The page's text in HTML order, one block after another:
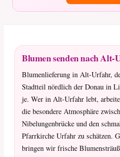
Blumen senden nach Alt-
Blumenlieferung in Alt-Urfahr,
Stadtteil nördlich der Donau in
je. Wer in Alt-Urfahr lebt,
die besondere Atmosphäre
Nibelungenbrücke und den
Pfarrkirche Urfahr zu schätzen.
bringen wir frische